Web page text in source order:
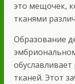
это мещочек,
тканями
Образование
тканей. Этот